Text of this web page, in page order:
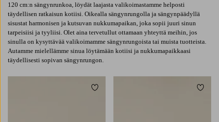
120 cm:n sängynrunkoa, löydät laajasta valikoimastamme helposti
täydellisen ratkaisun kotiisi. Oikealla sängynrungolla ja sängynpäädyllä
sisustat harmonisen ja kutsuvan nukkumapaikan, joka sopii juuri sinun
tarpeisiisi ja tyyliisi. Olet aina tervetullut ottamaan yhteyttä meihin, jos
sinulla on kysyttävää valikoimamme sängynrungoista tai muista tuotteista.
Autamme mielellämme sinua löytämään kotiisi ja nukkumapaikkaasi
täydellisesti sopivan sängynrungon.
Lisää suosikkeihin Lisää